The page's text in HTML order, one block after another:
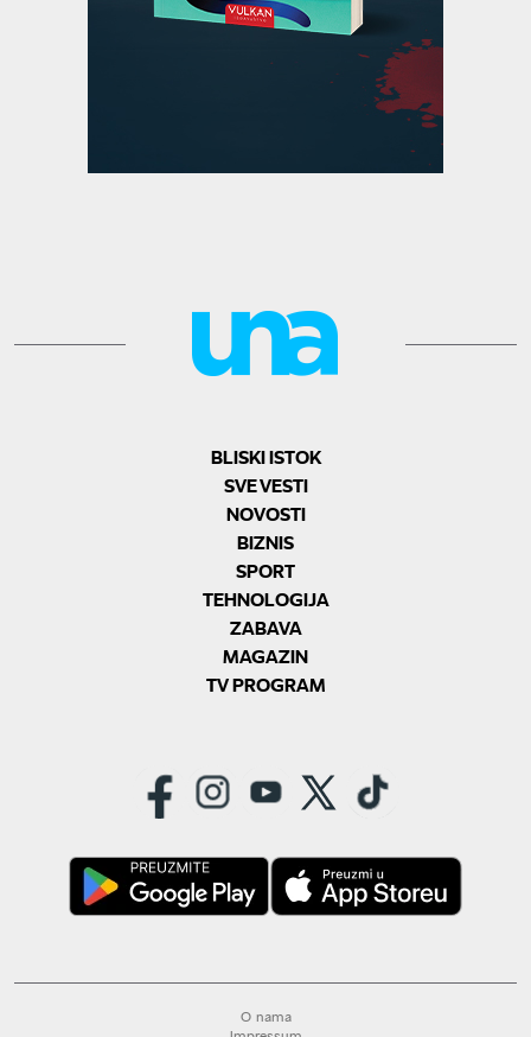
BLISKI ISTOK
SVE VESTI
NOVOSTI
BIZNIS
SPORT
TEHNOLOGIJA
ZABAVA
MAGAZIN
TV PROGRAM
O nama